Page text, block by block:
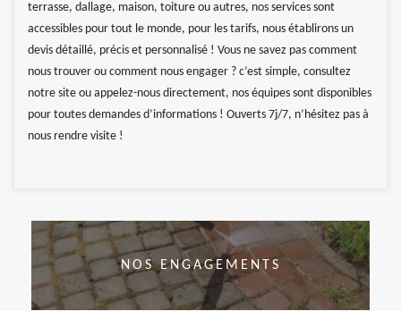
terrasse, dallage, maison, toiture ou autres, nos services sont
accessibles pour tout le monde, pour les tarifs, nous établirons un
devis détaillé, précis et personnalisé ! Vous ne savez pas comment
nous trouver ou comment nous engager ? c’est simple, consultez
notre site ou appelez-nous directement, nos équipes sont disponibles
pour toutes demandes d’informations ! Ouverts 7j/7, n’hésitez pas à
nous rendre visite !
NOS ENGAGEMENTS